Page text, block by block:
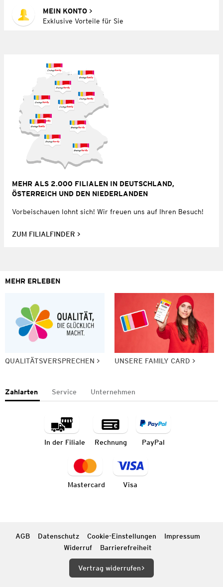
MEIN KONTO
Exklusive Vorteile für Sie
MEHR ALS 2.000 FILIALEN IN DEUTSCHLAND,
ÖSTERREICH UND DEN NIEDERLANDEN
Vorbeischauen lohnt sich! Wir freuen uns auf Ihren Besuch!
ZUM FILIALFINDER
MEHR ERLEBEN
QUALITÄTSVERSPRECHEN UNSERE FAMILY CARD
Zahlarten Service Unternehmen
In der Filiale Rechnung PayPal
Mastercard Visa
AGB Datenschutz Cookie-Einstellungen
Impressum
Widerruf
Barrierefreiheit
Vertrag widerrufen